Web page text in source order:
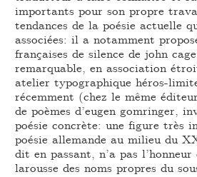
importants pour son propre
tendances de la poésie actuelle
associées: il a notamment
françaises de silence de john
remarquable, en association
atelier typographique héros-
récemment (chez le même
de poèmes d’eugen gomringer,
poésie concrète: une figure très
poésie allemande au milieu du
dit en passant, n’a pas
larousse des noms propres du